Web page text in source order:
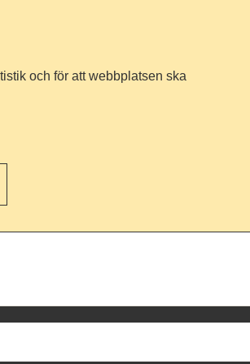
och för att webbplatsen ska